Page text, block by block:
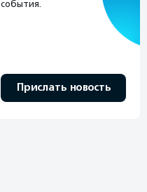
события.
Прислать новость